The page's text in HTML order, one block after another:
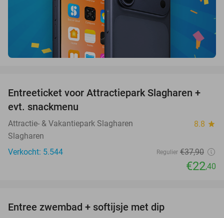
41%
Entreeticket voor Attractiepark Slagharen +
evt. snackmenu
Attractie- & Vakantiepark Slagharen 8.8 star
Slagharen
Verkocht: 5.544
Regulier €37,90
€22,40
Entree zwembad + softijsje met dip